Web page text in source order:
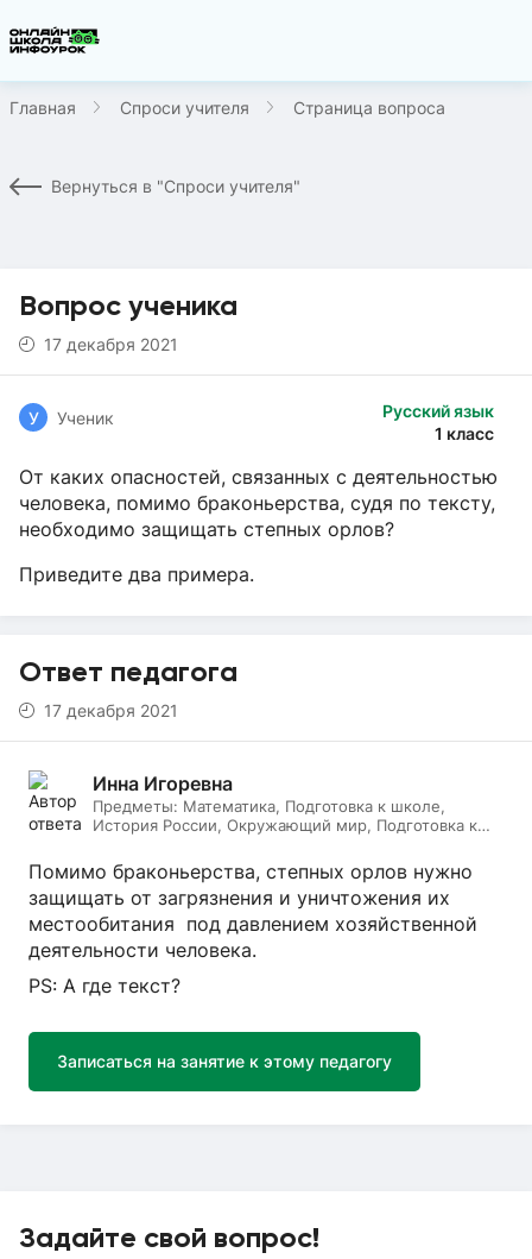
Главная Спроси учителя Страница вопроса
Вернуться в "Спроси учителя"
Вопрос ученика
17 декабря 2021
Русский язык
1 класс
У Ученик
От каких опасностей, связанных с деятельностью
человека, помимо браконьерства, судя по тексту,
необходимо защищать степных орлов?
Приведите два примера.
Ответ педагога
17 декабря 2021
Инна Игоревна
Предметы: Математика, Подготовка к школе,
История России, Окружающий мир, Подготовка к
Всеобщая история, Литература, ИЗО, МХК,
Литературное чтение, Подготовка к ОГЭ, Русский
язык
Помимо браконьерства, степных орлов нужно
защищать от загрязнения и уничтожения их
местообитания под давлением хозяйственной
деятельности человека.
PS: А где текст?
Записаться на занятие к этому педагогу
Задайте свой вопрос!